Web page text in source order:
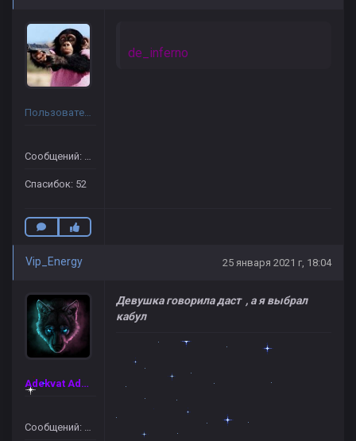
Пользователь
Сообщений: 78
Спасибок: 52
de_inferno
Vip_Energy 25 января 2021 г, 18:04
Adekvat Admin
Сообщений: 1903
Девушка говорила даст , а я выбрал
кабул